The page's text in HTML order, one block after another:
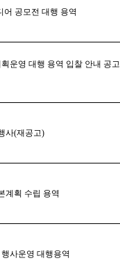
어 공모전 대행 용역
운영 대행 용역 입찰 안내 공고
사(재공고)
계획 수립 용역
사운영 대행용역